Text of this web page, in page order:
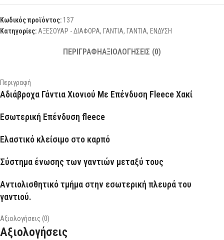
Κωδικός προϊόντος: 137
Κατηγορίες:ΑΞΕΣΟΥΑΡ - ΔΙΑΦΟΡΑ, ΓΑΝΤΙΑ, ΓΑΝΤΙΑ, ΕΝΔΥΣΗ
ΠΕΡΙΓΡΑΦΉΑΞΙΟΛΟΓΉΣΕΙΣ (0)
Περιγραφή
Αδιάβροχα Γάντια Χιονιού Με Επένδυση Fleece Χακί
Εσωτερική Επένδυση fleece
Ελαστικό κλείσιμο στο καρπό
Σύστημα ένωσης των γαντιών μεταξύ τους
Αντιολισθητικό τμήμα στην εσωτερική πλευρά του
γαντιού.
Αξιολογήσεις (0)
Αξιολογήσεις